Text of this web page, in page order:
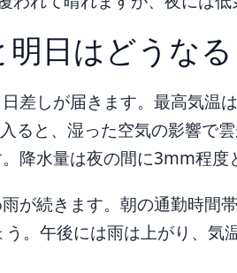
日はどうなる
差しが届きます。最高気温は
ると、湿った空気の影響で雲
降水量は夜の間に3mm程度
が続きます。朝の通勤時間
。午後には雨は上がり、気